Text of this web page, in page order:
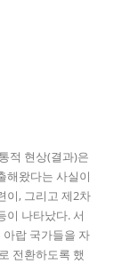
적 현상(결과)은
해왔다는 사실이
이, 그리고 제2차
이 나타났다. 서
랍 국가들을 자
전환하도록 했